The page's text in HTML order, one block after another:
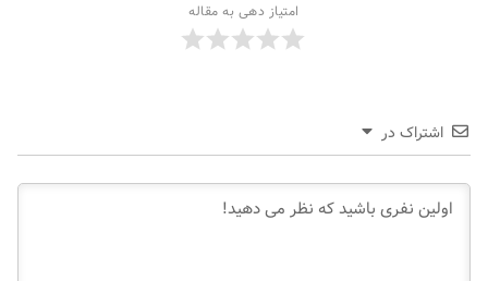
امتیاز دهی به مقاله
اشتراک در